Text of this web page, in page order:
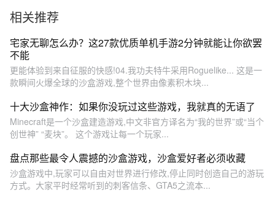
相关推荐
宅家无聊怎么办？这27款优质单机手游2分钟就能让你欲罢
不能
更能体验到来自征服的快感!04.我功夫特牛采用Roguelike... 这是一
款瞬间火爆全球的沙盒游戏,整个世界由像素积木块...
十大沙盒神作：如果你没玩过这些游戏，我就真的无语了
Minecraft是一个沙盒建造游戏,中文非官方译名为“我的世界”或“当个
创世神” “麦块”。 这个游戏让每一个玩家...
盘点那些最令人震撼的沙盒游戏，沙盒爱好者必须收藏
沙盒游戏中,玩家可以自由对世界进行修改,停止同时创造自己的游玩
方式。大家平时经常听到的刺客信条、GTA5之流本...